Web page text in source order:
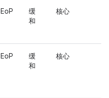
EoP
缓
和
核心
EoP
缓
和
核心